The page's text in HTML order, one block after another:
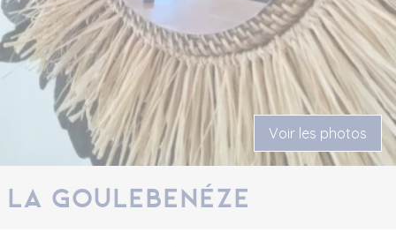
Voir les photos
La Goulebenéze